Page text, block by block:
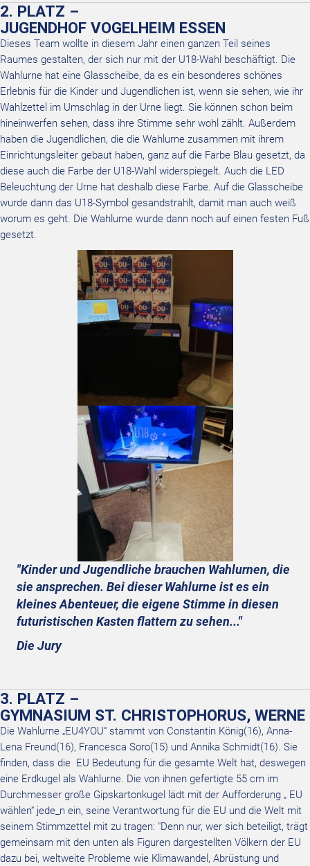
2. PLATZ –
JUGENDHOF VOGELHEIM ESSEN
Dieses Team wollte in diesem Jahr einen ganzen Teil seines
Raumes gestalten, der sich nur mit der U18-Wahl beschäftigt. Die
Wahlurne hat eine Glasscheibe, da es ein besonderes schönes
Erlebnis für die Kinder und Jugendlichen ist, wenn sie sehen, wie ihr
Wahlzettel im Umschlag in der Urne liegt. Sie können schon beim
hineinwerfen sehen, dass ihre Stimme sehr wohl zählt. Außerdem
haben die Jugendlichen, die die Wahlurne zusammen mit ihrem
Einrichtungsleiter gebaut haben, ganz auf die Farbe Blau gesetzt, da
diese auch die Farbe der U18-Wahl widerspiegelt. Auch die LED
Beleuchtung der Urne hat deshalb diese Farbe. Auf die Glasscheibe
wurde dann das U18-Symbol gesandstrahlt, damit man auch weiß
worum es geht. Die Wahlurne wurde dann noch auf einen festen Fuß
gesetzt.
"Kinder und Jugendliche brauchen Wahlurnen, die
sie ansprechen. Bei dieser Wahlurne ist es ein
kleines Abenteuer, die eigene Stimme in diesen
futuristischen Kasten flattern zu sehen..."
Die Jury
3. PLATZ –
GYMNASIUM ST. CHRISTOPHORUS, WERNE
Die Wahlurne „EU4YOU“ stammt von Constantin König(16), Anna-
Lena Freund(16), Francesca Soro(15) und Annika Schmidt(16). Sie
finden, dass die EU Bedeutung für die gesamte Welt hat, deswegen
eine Erdkugel als Wahlurne. Die von ihnen gefertigte 55 cm im
Durchmesser große Gipskartonkugel lädt mit der Aufforderung „ EU
wählen“ jede_n ein, seine Verantwortung für die EU und die Welt mit
seinem Stimmzettel mit zu tragen: "Denn nur, wer sich beteiligt, trägt
gemeinsam mit den unten als Figuren dargestellten Völkern der EU
dazu bei, weltweite Probleme wie Klimawandel, Abrüstung und